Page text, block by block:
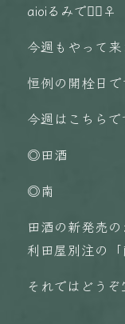
aioiるみです🏻‍♀️
今週もやって来
恒例の開栓日
今週はこちらで
◎田酒
◎南
田酒の新発売の
利田屋別注の「
それではどう